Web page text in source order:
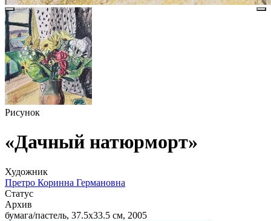
Рисунок
«Дачный натюрморт»
Художник
Претро Коринна Германовна
Статус
Архив
бумага/пастель, 37.5х33.5 см, 2005